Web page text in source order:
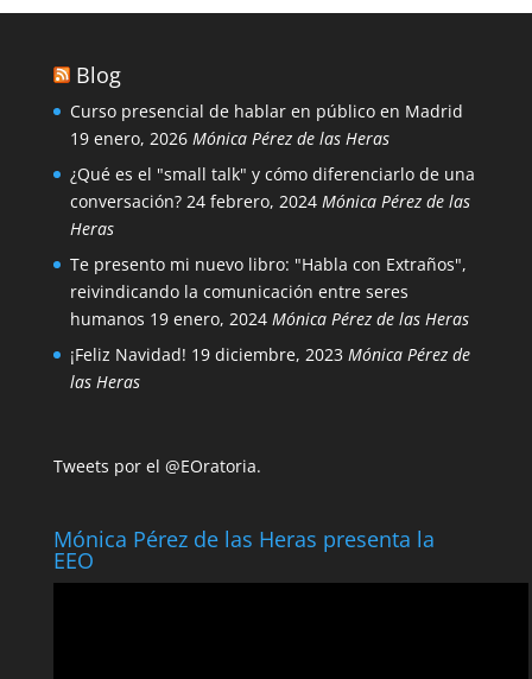
Blog
Curso presencial de hablar en público en Madrid
19 enero, 2026 Mónica Pérez de las Heras
¿Qué es el "small talk" y cómo diferenciarlo de una
conversación? 24 febrero, 2024 Mónica Pérez de las
Heras
Te presento mi nuevo libro: "Habla con Extraños",
reivindicando la comunicación entre seres
humanos 19 enero, 2024 Mónica Pérez de las Heras
¡Feliz Navidad! 19 diciembre, 2023 Mónica Pérez de
las Heras
Tweets por el @EOratoria.
Mónica Pérez de las Heras presenta la
EEO